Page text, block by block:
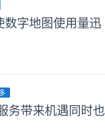
字地图使用量迅
务带来机遇同时也